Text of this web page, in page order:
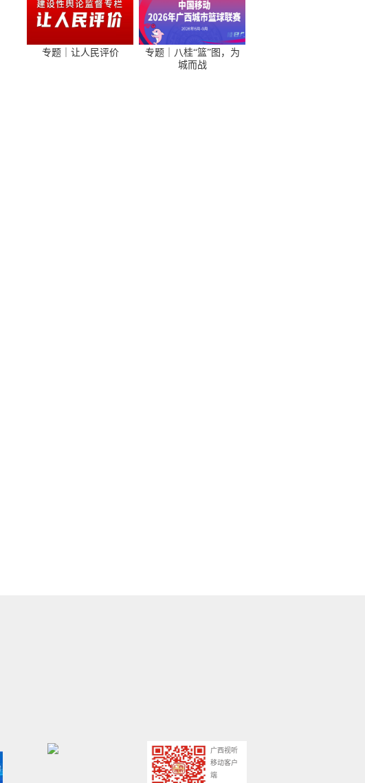
专题｜让人民评价
专题｜八桂“篮”图，为
城而战
广西视听
移动客户
端